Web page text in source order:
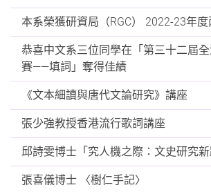
本系榮獲研資局（RGC） 2022-23年
恭喜中文系三位同學在「第三十二屆
賽——填詞」奪得佳績
《文本細讀與唐代文論研究》講座
張少強教授香港流行歌詞講座
邱詩雯博士「究人機之際：文史研究
張喜儀博士 〈樹仁手記〉